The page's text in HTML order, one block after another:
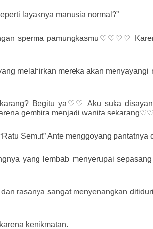
layaknya manusia normal?”
sperma pamungkasmu♡♡♡♡
melahirkan mereka akan menyayangi
Begitu ya♡♡ Aku suka
gembira menjadi wanita
Semut” Ante menggoyang pantatnya
yang lembab menyerupai
sangat menyenangkan
kenikmatan.